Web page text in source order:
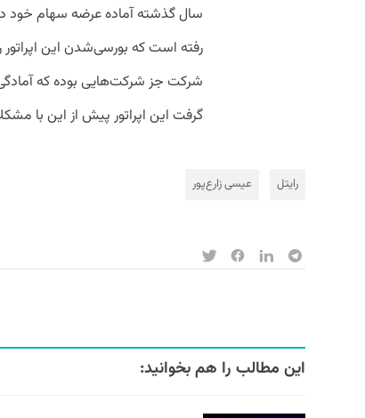
سال گذشته آماده عرضه سهام خود
رفته است که بورسی‌شدن این
شرکت جز شرکت‌هایی بوده که آمادگی
گرفت این اپراتور پیش از این با
رایتل عیسی زارع‌پور
این مطالب را هم بخوانید: